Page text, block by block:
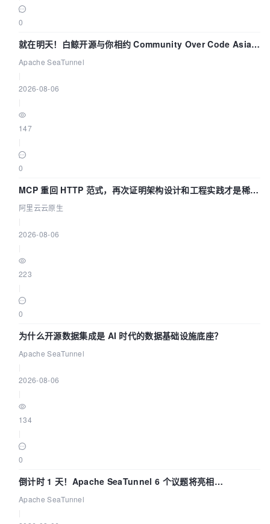
0
就在明天！白鲸开源与你相约 Community Over Code Asia
2026 主题演讲！
Apache SeaTunnel
2026-08-06
147
0
MCP 重回 HTTP 范式，再次证明架构设计和工程实践才是稀缺
资源
阿里云云原生
2026-08-06
223
0
为什么开源数据集成是 AI 时代的数据基础设施底座？
Apache SeaTunnel
2026-08-06
134
0
倒计时 1 天！Apache SeaTunnel 6 个议题将亮相
Community Over Code Asia 2026
Apache SeaTunnel